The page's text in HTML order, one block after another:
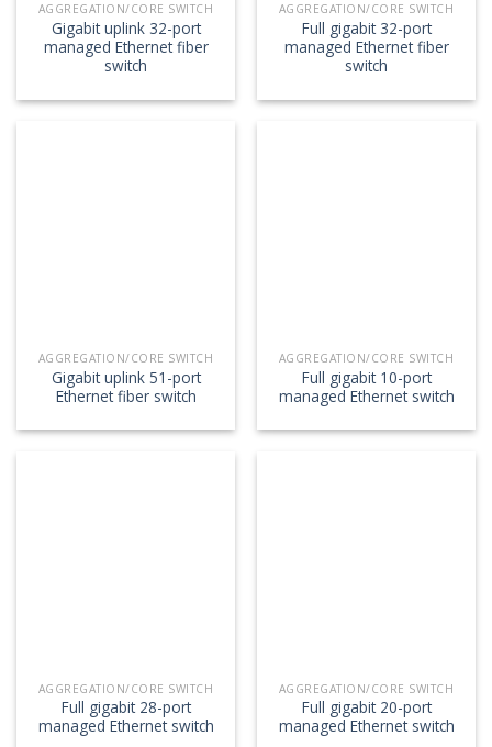
AGGREGATION/CORE SWITCH
Gigabit uplink 32-port
managed Ethernet fiber
switch
AGGREGATION/CORE SWITCH
Full gigabit 32-port
managed Ethernet fiber
switch
AGGREGATION/CORE SWITCH
Gigabit uplink 51-port
Ethernet fiber switch
AGGREGATION/CORE SWITCH
Full gigabit 10-port
managed Ethernet switch
AGGREGATION/CORE SWITCH
Full gigabit 28-port
managed Ethernet switch
AGGREGATION/CORE SWITCH
Full gigabit 20-port
managed Ethernet switch